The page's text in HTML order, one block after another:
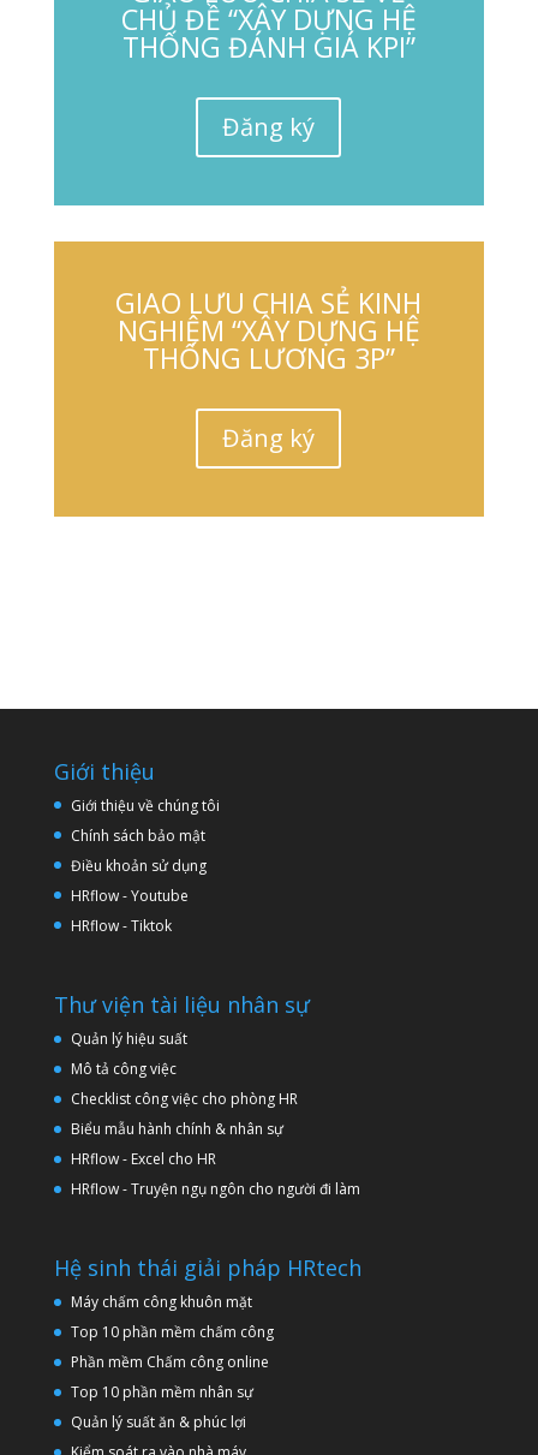
CHỦ ĐỀ “XÂY DỰNG HỆ
THỐNG ĐÁNH GIÁ KPI”
Đăng ký
GIAO LƯU CHIA SẺ KINH
NGHIỆM “XÂY DỰNG HỆ
THỐNG LƯƠNG 3P”
Đăng ký
Giới thiệu
Giới thiệu về chúng tôi
Chính sách bảo mật
Điều khoản sử dụng
HRflow - Youtube
HRflow - Tiktok
Thư viện tài liệu nhân sự
Quản lý hiệu suất
Mô tả công việc
Checklist công việc cho phòng HR
Biểu mẫu hành chính & nhân sự
HRflow - Excel cho HR
HRflow - Truyện ngụ ngôn cho người đi làm
Hệ sinh thái giải pháp HRtech
Máy chấm công khuôn mặt
Top 10 phần mềm chấm công
Phần mềm Chấm công online
Top 10 phần mềm nhân sự
Quản lý suất ăn & phúc lợi